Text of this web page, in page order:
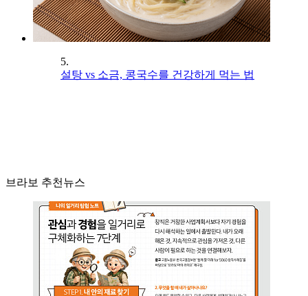
5.
설탕 vs 소금, 콩국수를 건강하게 먹는 법
브라보 추천뉴스